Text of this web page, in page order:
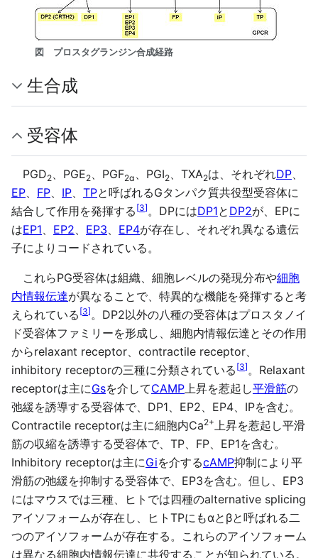
図 プロスタグランジン合成経路
生合成
受容体
PGD2、PGE2、PGF2α 、PGI2、TXA2は、それぞれDP、
EP、 FP、 IP、 TPと呼ばれるGタンパク質共役型受容体に
結合して作用を発揮する [3]。DPにはDP1と DP2が、EPに
はEP1、 EP2、 EP3、 EP4が存在し、それぞれ異なる遺伝
子によりコードされている。
これらPG受容体は組織、細胞レベルの発現分布や細胞
内情報伝達が異なることで、特異的な機能を発揮すると考
えられている [3]。DP2以外の八種の受容体はプロスタノイ
ド受容体ファミリーを形成し、細胞内情報伝達とその作用
からrelaxant receptor、contractile receptor、
inhibitory receptorの三種に分類されている [3]。Relaxant
receptorは主にGsを介してCAMP上昇を惹起し平滑筋の
弛緩を誘導する受容体で、DP1、EP2、EP4、IPを含む。
Contractile receptorは主に細胞内Ca2+上昇を惹起し平滑
筋の収縮を誘導する受容体で、TP、FP、EP1を含む。
Inhibitory receptorは主にGiを介するcAMP抑制により平
滑筋の弛緩を抑制する受容体で、EP3を含む。但し、EP3
にはマウスでは三種、ヒトでは四種のalternative splicing
アイソフォームが存在し、ヒトTPにもαとβと呼ばれる二
つのアイソフォームが存在する。これらのアイソフォーム
は異なる細胞内情報伝達に共役することが知られている。